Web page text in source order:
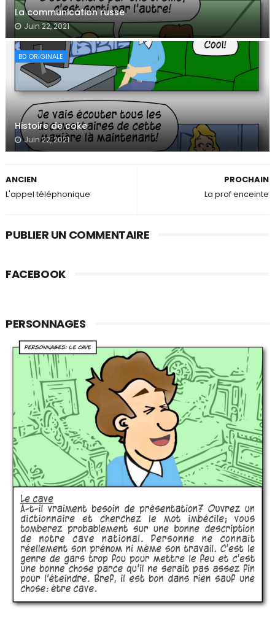
La communication russe
Juin 22, 2021
BD ORIGINALE
Histoire de coke
Juin 22, 2021
PROCHAIN
La prof enceinte
ANCIEN
L'appel téléphonique
PUBLIER UN COMMENTAIRE
FACEBOOK
PERSONNAGES